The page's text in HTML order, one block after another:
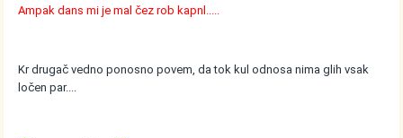
Ampak dans mi je mal čez rob kapnl.....
Kr drugač vedno ponosno povem, da tok kul odnosa nima glih vsak
ločen par....